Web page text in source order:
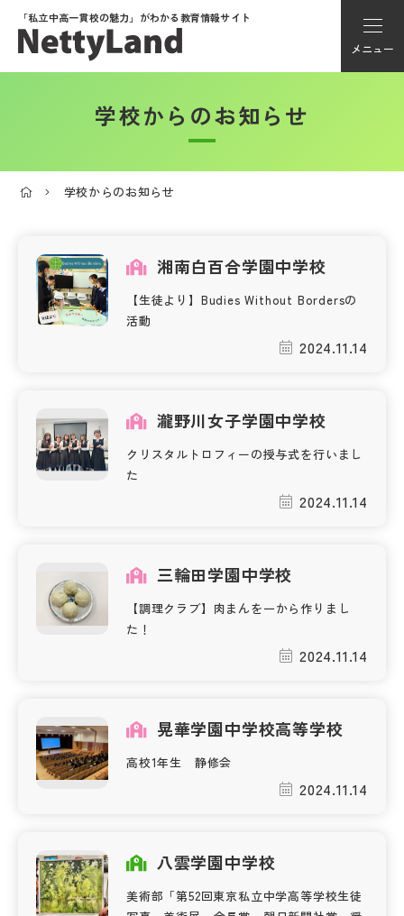
「私立中高一貫校の魅力」がわかる教育情報サイト
メニュー
アカウント登録
学校選び
学校動画
帰国生受験情報
学校からのお知らせ
NettyLandかわら版
お問い合わせ
学校からのお知らせ
学校からのお知らせ
湘南白百合学園中学校
【生徒より】Budies Without Bordersの
活動
2024.11.14
瀧野川女子学園中学校
クリスタルトロフィーの授与式を行いまし
た
2024.11.14
三輪田学園中学校
【調理クラブ】肉まんを一から作りまし
た！
2024.11.14
晃華学園中学校高等学校
高校1年生 静修会
2024.11.14
八雲学園中学校
美術部「第52回東京私立中学高等学校生徒